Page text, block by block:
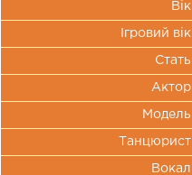
Вік
Ігровий вік
Стать
Актор
Модель
Танцюрист
Вокал